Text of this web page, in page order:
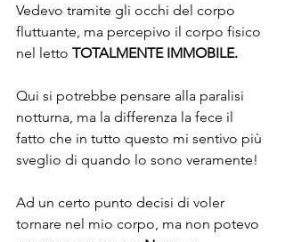
Vedevo tramite gli occhi del corpo
fluttuante, ma percepivo il corpo fisico
nel letto TOTALMENTE IMMOBILE.
Qui si potrebbe pensare alla paralisi
notturna, ma la differenza la fece il
fatto che in tutto questo mi sentivo più
sveglio di quando lo sono veramente!
Ad un certo punto decisi di voler
tornare nel mio corpo, ma non potevo